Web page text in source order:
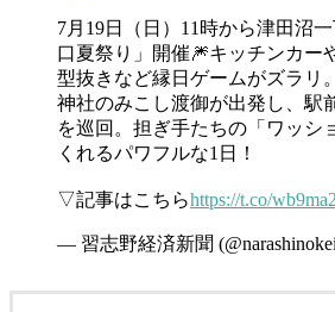
7月19日（日）11時から津田沼
口夏祭り」開催🎆キッチンカー
型抜きなど縁日ゲームがズラリ
神社のみこし渡御が出発し、駅
を巡回。担ぎ手たちの「ワッシ
くれるパワフルな1日！
▽記事はこちらhttps://t.co/
— 習志野経済新聞